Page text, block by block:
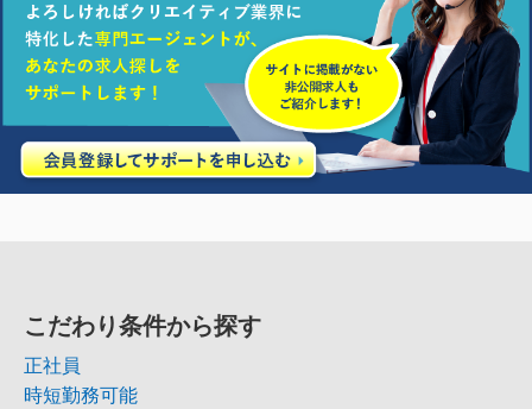
こだわり条件から探す
正社員
時短勤務可能